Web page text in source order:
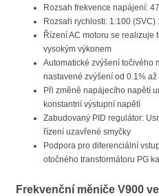
Rozsah frekvence napájení:
Rozsah rychlosti: 1:100 (SVC)
Řízení AC motoru se
vysokým výkonem
Automatické zvýšení točivého
nastavené zvýšení od 0.1% až
Při změně napájecího napětí
konstantní výstupní napětí
Zabudovaný PID regulátor:
řízení uzavřené smyčky
Podpora pro diferenciální
otočného transformátoru PG
Frekvenční měniče V900